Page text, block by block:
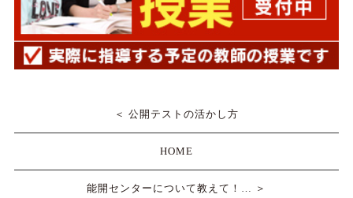
＜ 公開テストの活かし方
HOME
能開センターについて教えて！… ＞